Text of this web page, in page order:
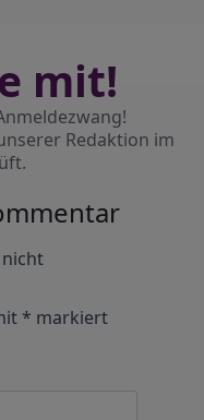
mit!
Redaktion im
nicht
* markiert